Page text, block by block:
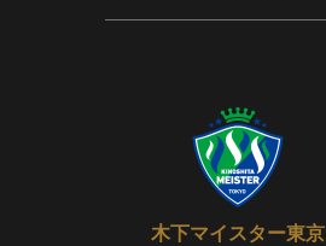
木下マイスター東京